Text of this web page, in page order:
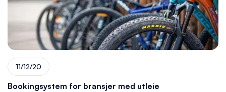
11/12/20
Bookingsystem for bransjer med utleie